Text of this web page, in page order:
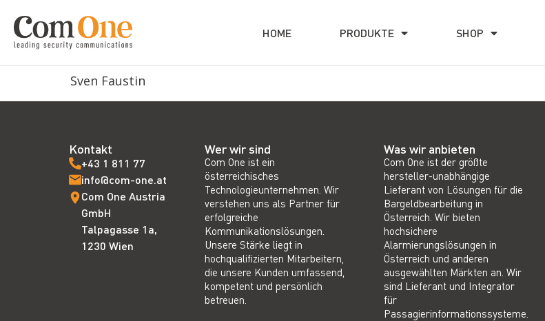
HOME PRODUKTE SHOP
Sven Faustin
Kontakt
+43 1 811 77
info@com-one.at
Com One Austria
GmbH
Talpagasse 1a,
1230 Wien
Wer wir sind
Com One ist ein
österreichisches
Technologieunternehmen. Wir
verstehen uns als Partner für
erfolgreiche
Kommunikationslösungen.
Unsere Stärke liegt in
hochqualifizierten Mitarbeitern,
die unsere Kunden umfassend,
kompetent und persönlich
betreuen.
Was wir anbieten
Com One ist der größte
hersteller-unabhängige
Lieferant von Lösungen für die
Bargeldbearbeitung in
Österreich. Wir bieten
hochsichere
Alarmierungslösungen in
Österreich und anderen
ausgewählten Märkten an. Wir
sind Lieferant und Integrator
für
Passagierinformationssysteme.